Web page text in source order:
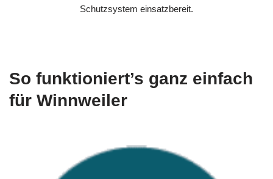
Schutzsystem einsatzbereit.
So funktioniert’s ganz einfach
für Winnweiler